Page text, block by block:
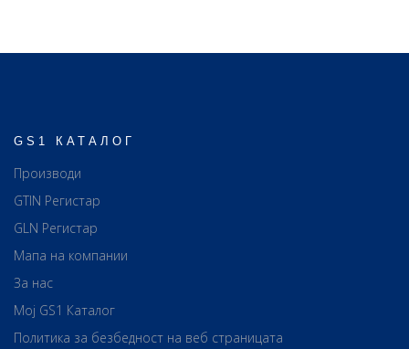
GS1 КАТАЛОГ
Производи
GTIN Регистар
GLN Регистар
Мапа на компании
За нас
Мој GS1 Каталог
Политика за безбедност на веб страницата